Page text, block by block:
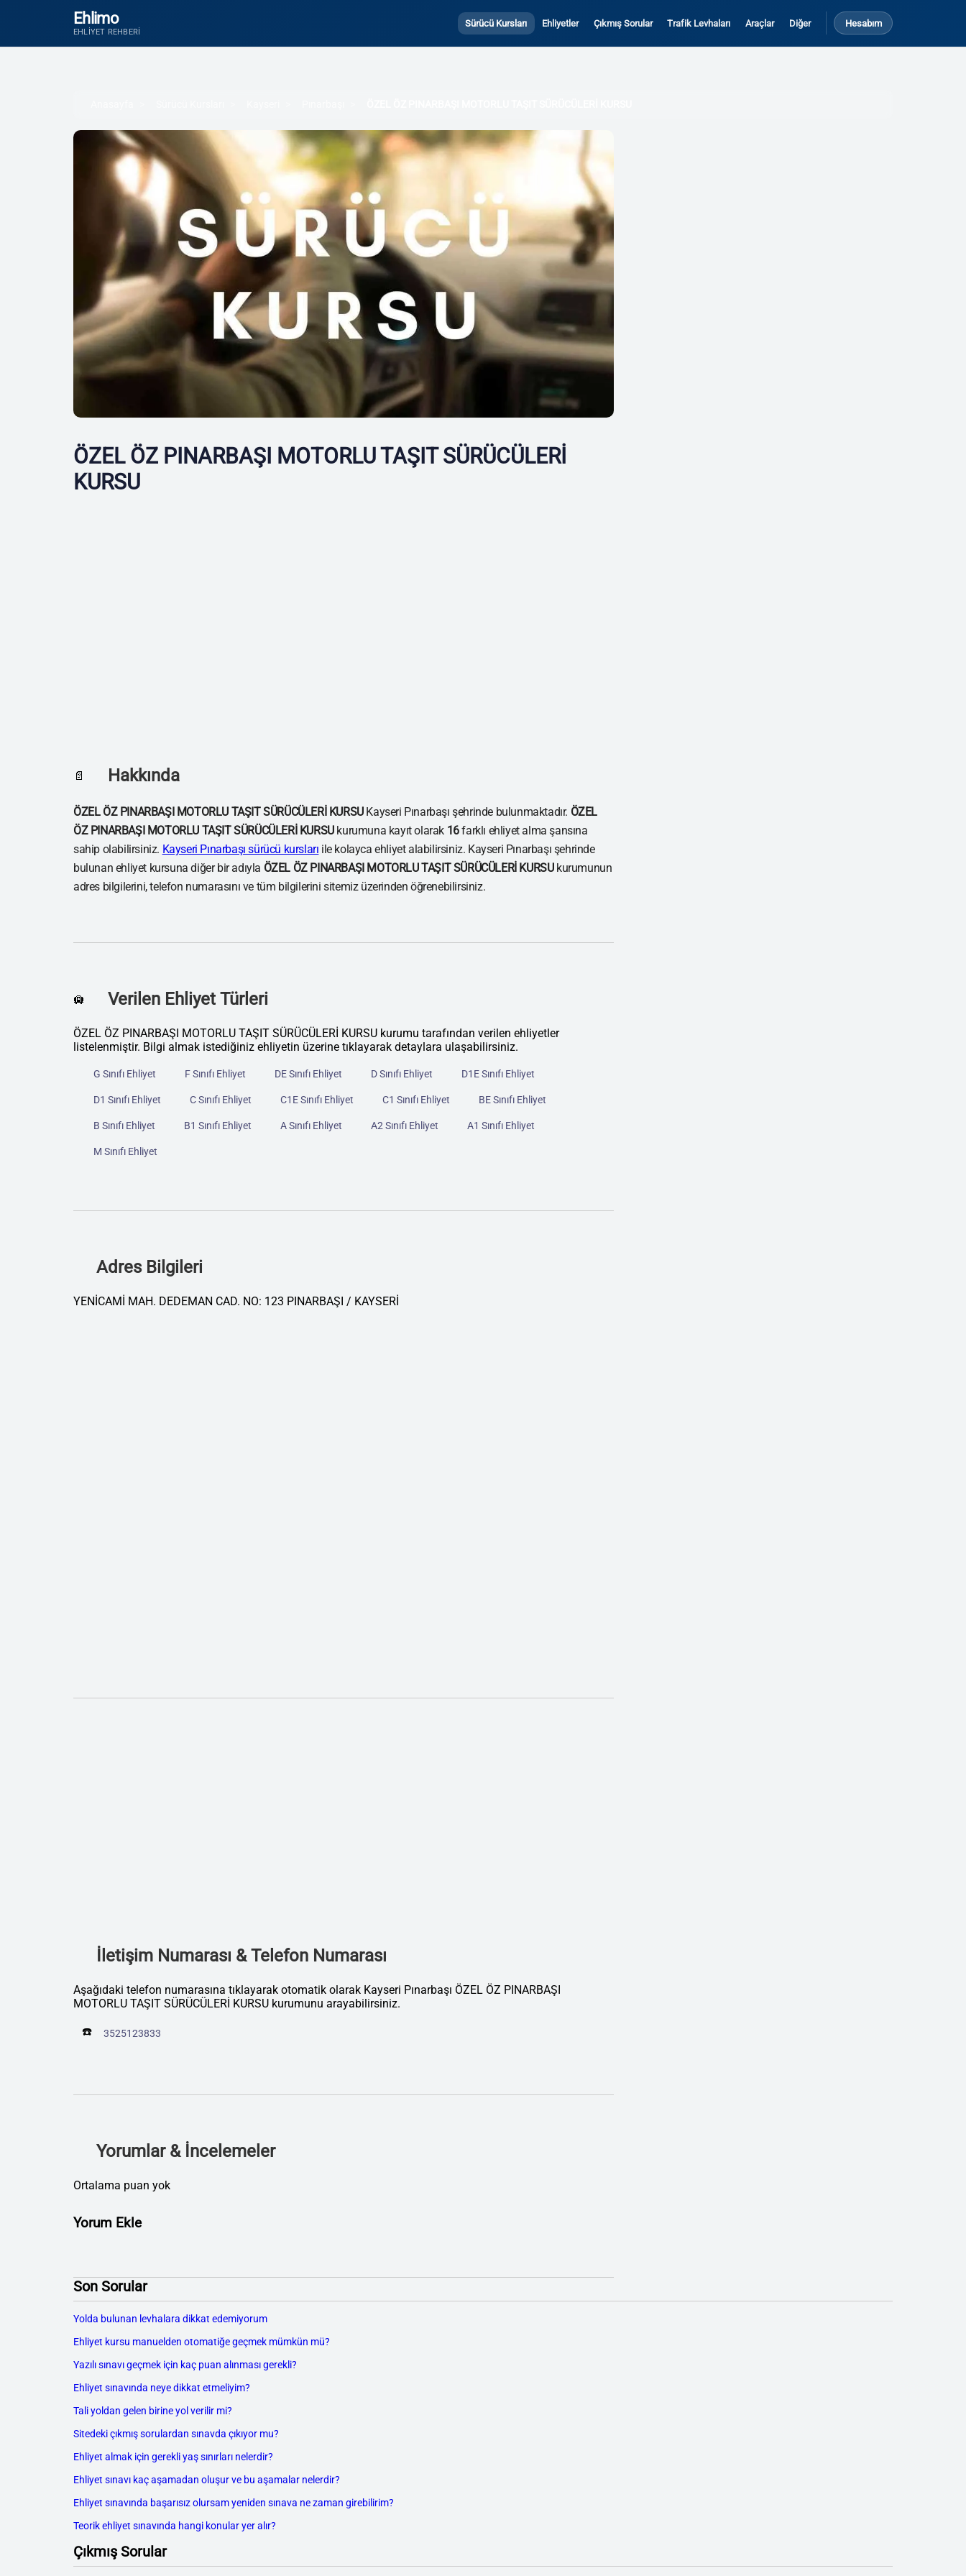
Ehlimo
EHLIYET REHBERI
Sürücü Kursları Ehliyetler Çıkmış Sorular Trafik Levhaları Araçlar Diğer Hesabım
ÖZEL ÖZ PINARBAŞI MOTORLU TAŞIT SÜRÜCÜLERİ
KURSU
📄 Hakkında
ÖZEL ÖZ PINARBAŞI MOTORLU TAŞIT SÜRÜCÜLERİ KURSUKayseri Pınarbaşı şehrinde bulunmaktadır. ÖZEL
ÖZ PINARBAŞI MOTORLU TAŞIT SÜRÜCÜLERİ KURSUkurumuna kayıt olarak 16farklı ehliyet alma şansına
sahip olabilirsiniz. Kayseri Pınarbaşı sürücü kursları ile kolayca ehliyet alabilirsiniz. Kayseri Pınarbaşı şehrinde
bulunan ehliyet kursuna diğer bir adıyla ÖZEL ÖZ PINARBAŞI MOTORLU TAŞIT SÜRÜCÜLERİ KURSUkurumunun
adres bilgilerini, telefon numarasını ve tüm bilgilerini sitemiz üzerinden öğrenebilirsiniz.
🛄 Verilen Ehliyet Türleri
ÖZEL ÖZ PINARBAŞI MOTORLU TAŞIT SÜRÜCÜLERİ KURSU kurumu tarafından verilen ehliyetler
listelenmiştir. Bilgi almak istediğiniz ehliyetin üzerine tıklayarak detaylara ulaşabilirsiniz.
G Sınıfı Ehliyet F Sınıfı Ehliyet DE Sınıfı Ehliyet D Sınıfı Ehliyet D1E Sınıfı Ehliyet
D1 Sınıfı Ehliyet C Sınıfı Ehliyet C1E Sınıfı Ehliyet C1 Sınıfı Ehliyet BE Sınıfı Ehliyet
B Sınıfı Ehliyet B1 Sınıfı Ehliyet A Sınıfı Ehliyet A2 Sınıfı Ehliyet A1 Sınıfı Ehliyet
M Sınıfı Ehliyet
Adres Bilgileri
YENİCAMİ MAH. DEDEMAN CAD. NO: 123 PINARBAŞI / KAYSERİ
İletişim Numarası & Telefon Numarası
Aşağıdaki telefon numarasına tıklayarak otomatik olarak Kayseri Pınarbaşı ÖZEL ÖZ PINARBAŞI
MOTORLU TAŞIT SÜRÜCÜLERİ KURSU kurumunu arayabilirsiniz.
☎️ 3525123833
Yorumlar & İncelemeler
Ortalama puan yok
Yorum Ekle
Son Sorular
Yolda bulunan levhalara dikkat edemiyorum
Ehliyet kursu manuelden otomatiğe geçmek mümkün mü?
Yazılı sınavı geçmek için kaç puan alınması gerekli?
Ehliyet sınavında neye dikkat etmeliyim?
Tali yoldan gelen birine yol verilir mi?
Sitedeki çıkmış sorulardan sınavda çıkıyor mu?
Ehliyet almak için gerekli yaş sınırları nelerdir?
Ehliyet sınavı kaç aşamadan oluşur ve bu aşamalar nelerdir?
Ehliyet sınavında başarısız olursam yeniden sınava ne zaman girebilirim?
Teorik ehliyet sınavında hangi konular yer alır?
Çıkmış Sorular